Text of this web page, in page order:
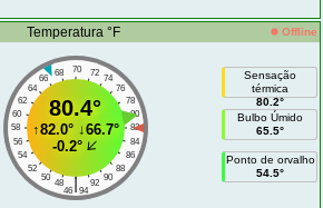
Temperatura °F Offline
70
68 72
66
74
64
76
62
78
60
80
58
82
56
84
54
86
52
88
50
90
48 92
|
46 94
80.4°
↑82.0°↓66.7°
-0.2°
Sensação
térmica
80.2°
Bulbo Úmido
65.5°
Ponto de orvalho
54.5°